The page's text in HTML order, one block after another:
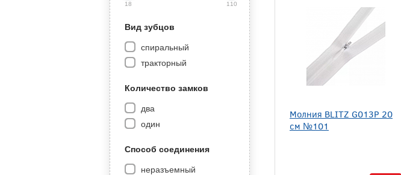
18 110
Вид зубцов
спиральный
тракторный
Количество замков
два
один
Способ соединения
неразъемный
Молния BLITZ G013P 20
см №101